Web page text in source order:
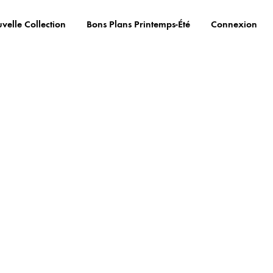
Collection Bons Plans Printemps-Été Connexion